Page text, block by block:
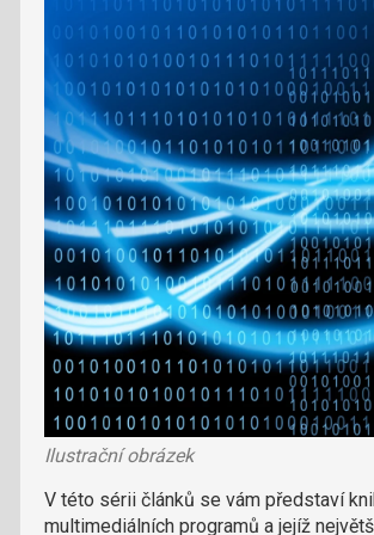
Ilustrační obrázek
V této sérii článků se vám představí
multimediálních programů a jejíž